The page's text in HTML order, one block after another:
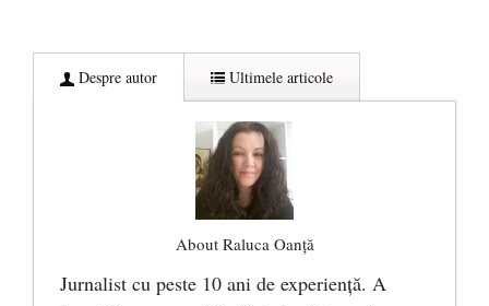
Despre autor Ultimele articole
About Raluca Oanță
Jurnalist cu peste 10 ani de experiență. A